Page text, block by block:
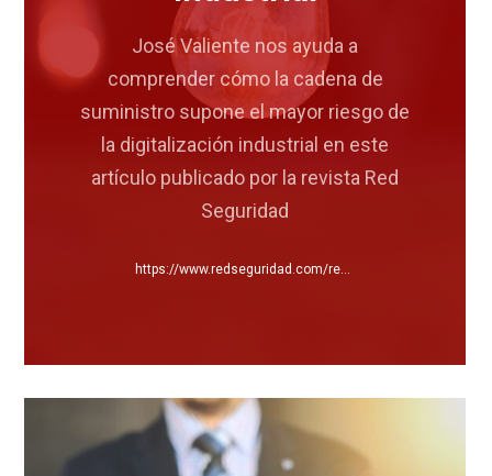
José Valiente nos ayuda a
comprender cómo la cadena de
suministro supone el mayor riesgo de
la digitalización industrial en este
artículo publicado por la revista Red
Seguridad
https://www.redseguridad.com/revistas/red/093/52/index.html